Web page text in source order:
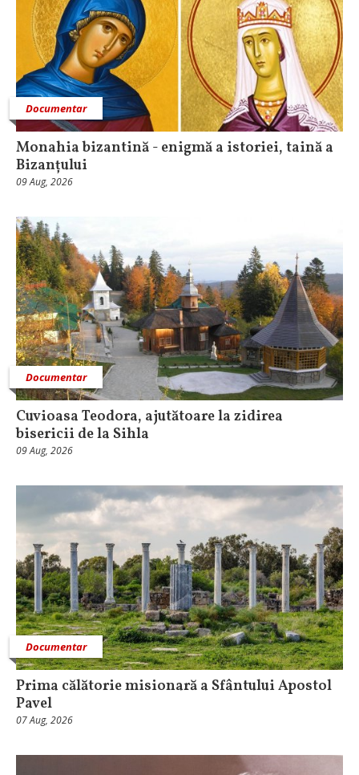
Documentar
Monahia bizantină - enigmă a istoriei, taină a
Bizanțului
09 Aug, 2026
Documentar
Cuvioasa Teodora, ajutătoare la zidirea
bisericii de la Sihla
09 Aug, 2026
Documentar
Prima călătorie misionară a Sfântului Apostol
Pavel
07 Aug, 2026